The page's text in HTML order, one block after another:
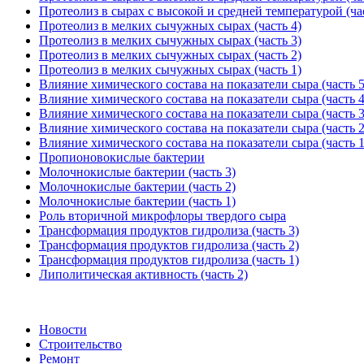
Протеолиз в сырах с высокой и средней температурой
Протеолиз в мелких сычужных сырах (часть 4)
Протеолиз в мелких сычужных сырах (часть 3)
Протеолиз в мелких сычужных сырах (часть 2)
Протеолиз в мелких сычужных сырах (часть 1)
Влияние химического состава на показатели сыра (часть
Влияние химического состава на показатели сыра (часть
Влияние химического состава на показатели сыра (часть
Влияние химического состава на показатели сыра (часть
Влияние химического состава на показатели сыра (часть
Пропионовокислые бактерии
Молочнокислые бактерии (часть 3)
Молочнокислые бактерии (часть 2)
Молочнокислые бактерии (часть 1)
Роль вторичной микрофлоры твердого сыра
Трансформация продуктов гидролиза (часть 3)
Трансформация продуктов гидролиза (часть 2)
Трансформация продуктов гидролиза (часть 1)
Липолитическая активность (часть 2)
Новости
Строительство
Ремонт